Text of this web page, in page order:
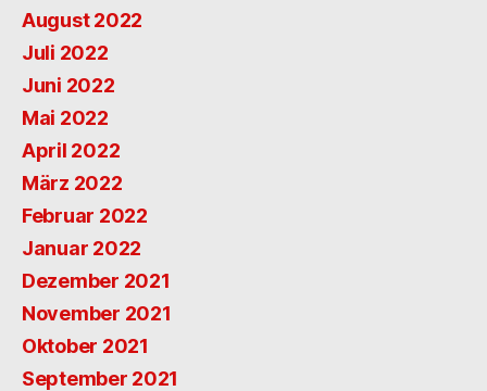
August 2022
Juli 2022
Juni 2022
Mai 2022
April 2022
März 2022
Februar 2022
Januar 2022
Dezember 2021
November 2021
Oktober 2021
September 2021